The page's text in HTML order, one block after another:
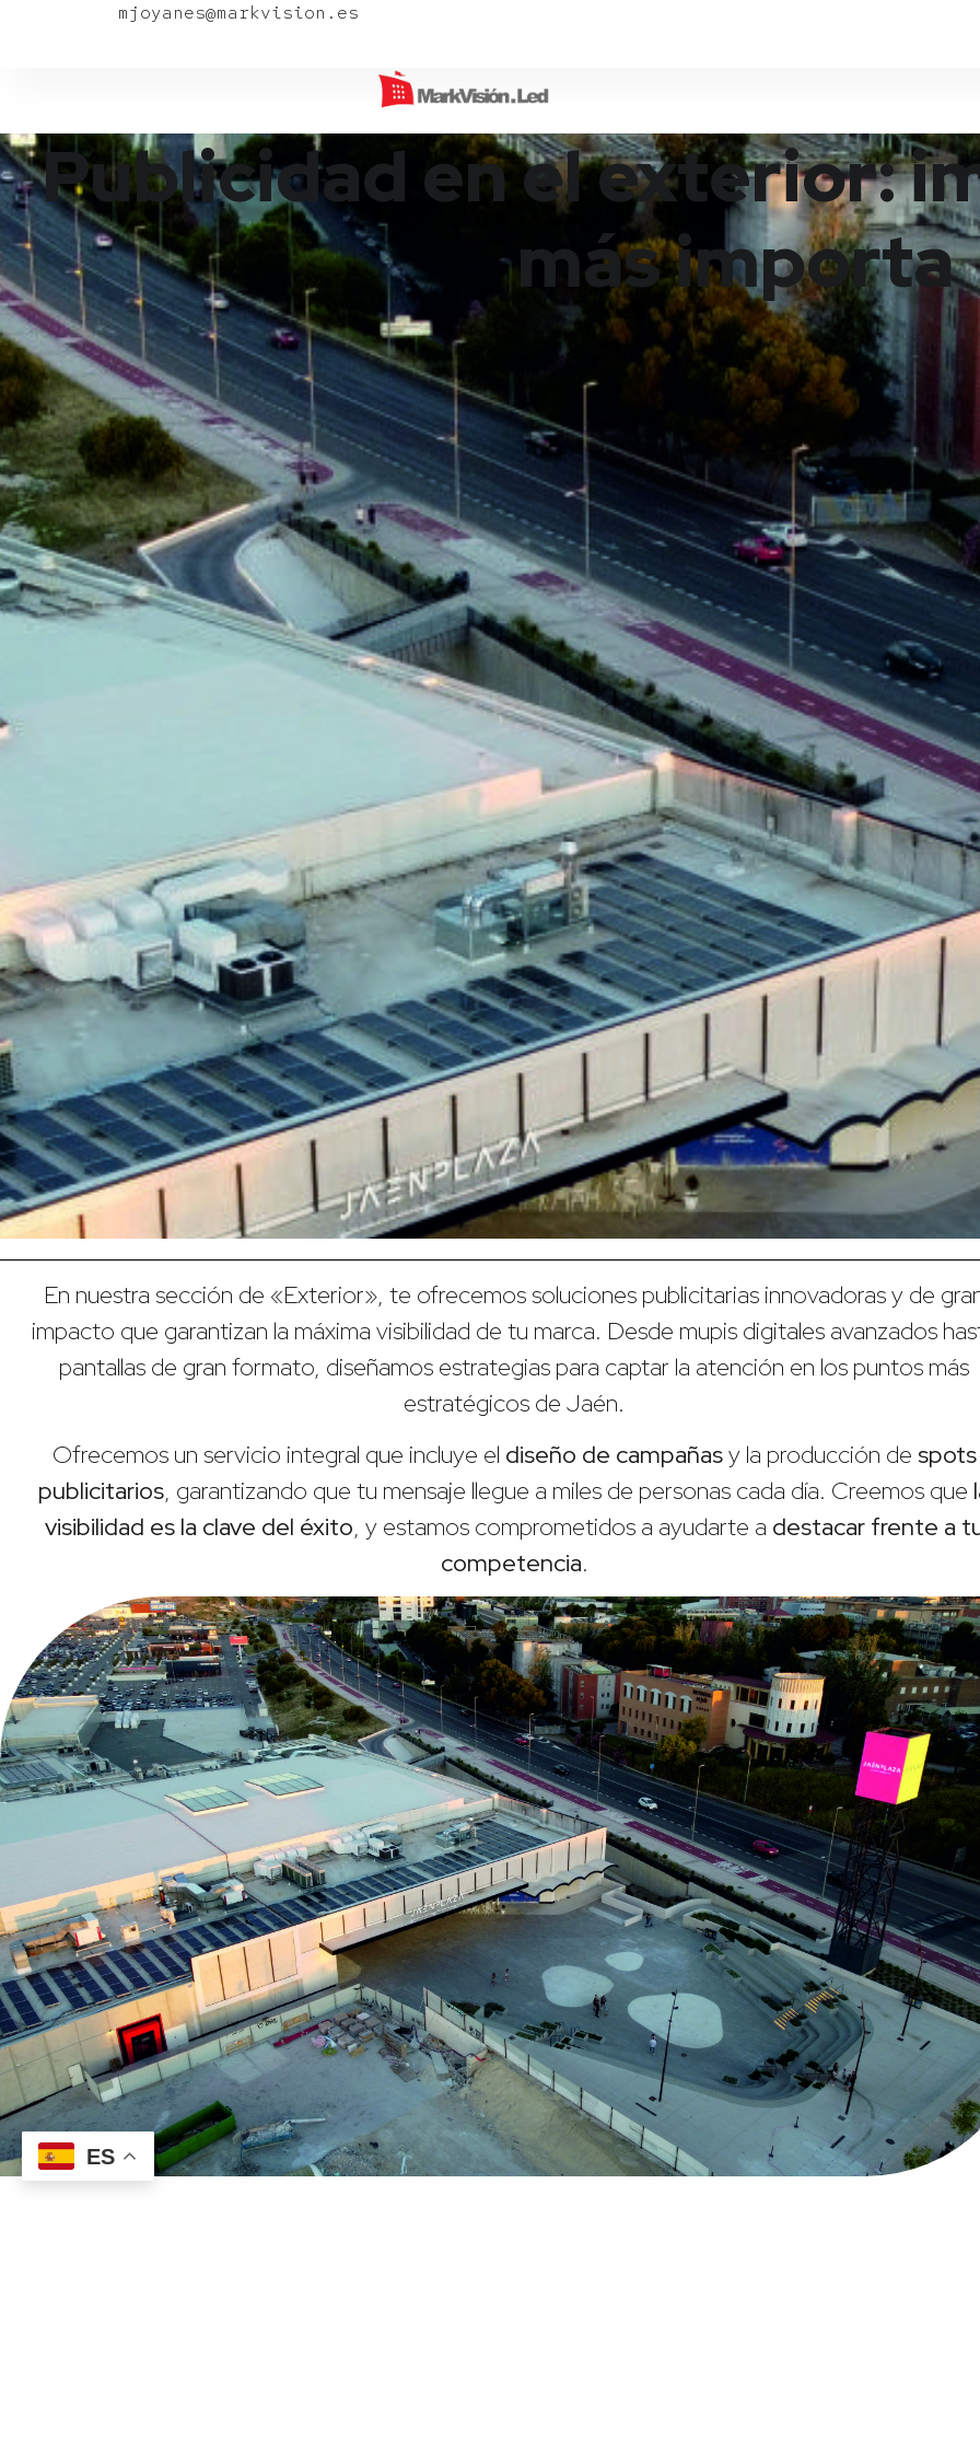
mjoyanes@markvision.es
Publicidad en el exterior:
más importa
En nuestra sección de «Exterior», te ofrecemos soluciones publicitarias innovadoras y de
impacto que garantizan la máxima visibilidad de tu marca. Desde mupis digitales avanzados
pantallas de gran formato, diseñamos estrategias para captar la atención en los puntos más
estratégicos de Jaén.
Ofrecemos un servicio integral que incluye el diseño de campañasy la producción de spots
publicitarios, garantizando que tu mensaje llegue a miles de personas cada día. Creemos que
visibilidad es la clave del éxito, y estamos comprometidos a ayudarte a destacar frente a
competencia.
ES